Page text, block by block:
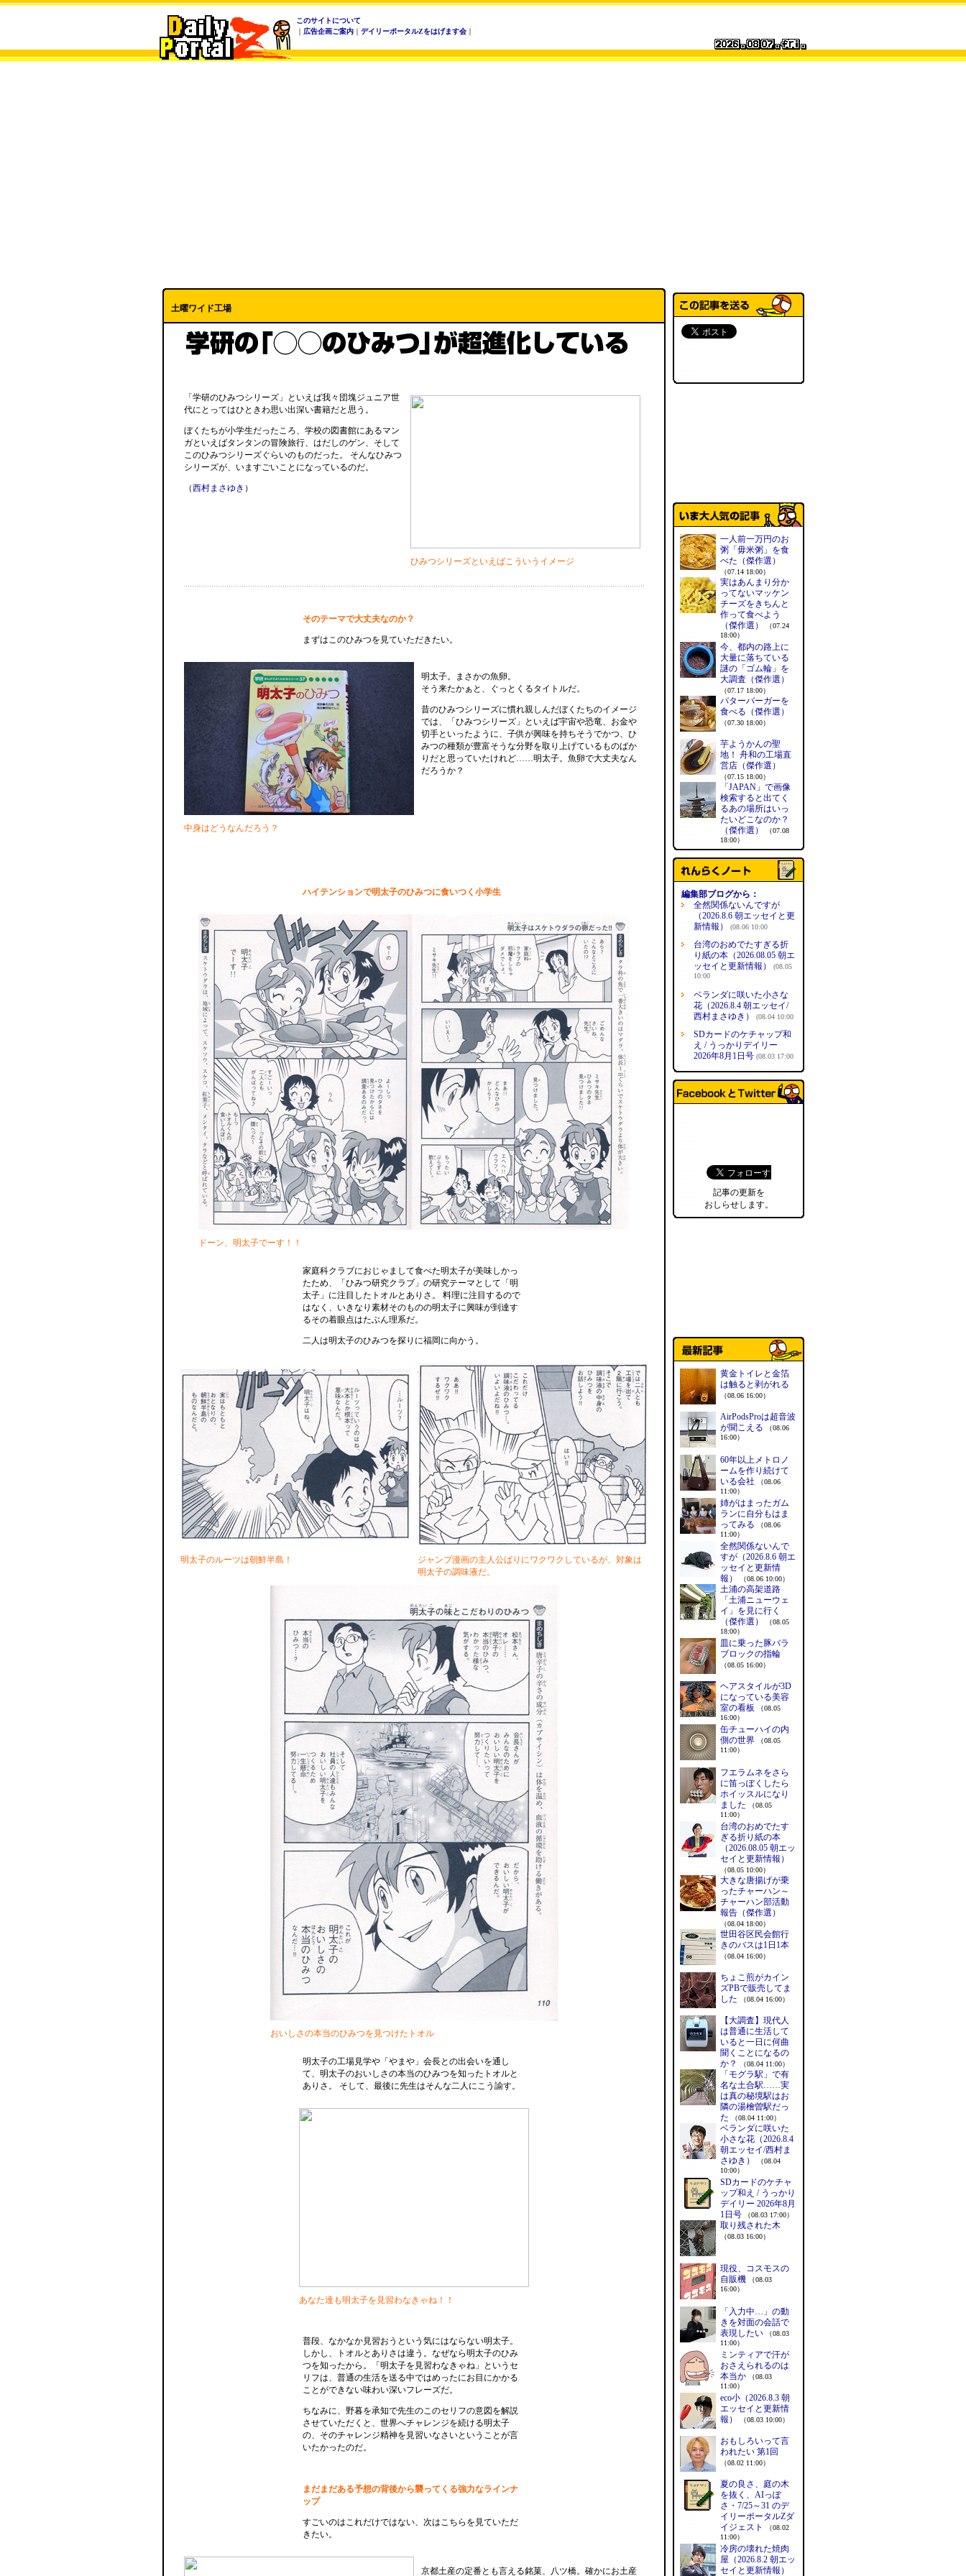
このサイトについて
｜ 広告企画ご案内 ｜ デイリーポータルZをはげます会 ｜
土曜ワイド工場
ひみつシリーズといえばこういうイメージ
「学研のひみつシリーズ」といえば我々団塊ジュニア世
代にとってはひときわ思い出深い書籍だと思う。
ぼくたちが小学生だったころ、学校の図書館にあるマン
ガといえばタンタンの冒険旅行、はだしのゲン、そして
このひみつシリーズぐらいのものだった。 そんなひみつ
シリーズが、いますごいことになっているのだ。
（西村まさゆき ）
そのテーマで大丈夫なのか？
まずはこのひみつを見ていただきたい。
中身はどうなんだろう？
明太子。まさかの魚卵。
そう来たかぁと、ぐっとくるタイトルだ。
昔のひみつシリーズに慣れ親しんだぼくたちのイメージ
では、「ひみつシリーズ」といえば宇宙や恐竜、お金や
切手といったように、子供が興味を持ちそうでかつ、ひ
みつの種類が豊富そうな分野を取り上げているものばか
りだと思っていたけれど……明太子。魚卵で大丈夫なん
だろうか？
ハイテンションで明太子のひみつに食いつく小学生
ドーン、明太子でーす！！
家庭科クラブにおじゃまして食べた明太子が美味しかっ
たため、「ひみつ研究クラブ」の研究テーマとして「明
太子」に注目したトオルとありさ。 料理に注目するので
はなく、いきなり素材そのものの明太子に興味が到達す
るその着眼点はたぶん理系だ。
二人は明太子のひみつを探りに福岡に向かう。
明太子のルーツは朝鮮半島！
ジャンプ漫画の主人公ばりにワクワクしているが、対象は
明太子の調味液だ。
おいしさの本当のひみつを見つけたトオル
明太子の工場見学や「やまや」会長との出会いを通し
て、明太子のおいしさの本当のひみつを知ったトオルと
ありさ。 そして、最後に先生はそんな二人にこう諭す。
あなた達も明太子を見習わなきゃね！！
普段、なかなか見習おうという気にはならない明太子。
しかし、トオルとありさは違う。なぜなら明太子のひみ
つを知ったから。「明太子を見習わなきゃね」というセ
リフは、普通の生活を送る中ではめったにお目にかかる
ことができない味わい深いフレーズだ。
ちなみに、野暮を承知で先生のこのセリフの意図を解説
させていただくと、世界へチャレンジを続ける明太子
の、そのチャレンジ精神を見習いなさいということが言
いたかったのだ。
まだまだある予想の背後から襲ってくる強力なラインナ
ップ
すごいのはこれだけではない、次はこちらを見ていただ
きたい。
京都土産の定番とも言える銘菓、八ツ橋。確かにお土産
一人前一万円のお
粥「毋米粥」を食
べた（傑作選）
（07.14 18:00）
実はあんまり分か
ってないマッケン
チーズをきちんと
作って食べよう
（傑作選）
（07.24
18:00）
今、都内の路上に
大量に落ちている
謎の「ゴム輪」を
大調査（傑作選）
（07.17 18:00）
バターバーガーを
食べる（傑作選）
（07.30 18:00）
芋ようかんの聖
地！ 舟和の工場直
営店（傑作選）
（07.15 18:00）
「JAPAN」で画像
検索すると出てく
るあの場所はいっ
たいどこなのか？
（傑作選）
（07.08
18:00）
編集部ブログから：
全然関係ないんですが
（2026.8.6 朝エッセイと更
新情報）
(08.06 10:00
台湾のおめでたすぎる折
り紙の本（2026.08.05 朝エ
ッセイと更新情報）
(08.05
10:00
ベランダに咲いた小さな
花（2026.8.4 朝エッセイ/
西村まさゆき）
(08.04 10:00
SDカードのケチャップ和
え / うっかりデイリー
2026年8月1日号 (08.03 17:00
記事の更新を
おしらせします。
黄金トイレと金箔
は触ると剥がれる
（08.06 16:00）
AirPodsProは超音波
が聞こえる
（08.06
16:00）
60年以上メトロノ
ームを作り続けて
いる会社
（08.06
11:00）
姉がはまったガム
ランに自分もはま
ってみる
（08.06
11:00）
全然関係ないんで
すが（2026.8.6 朝エ
ッセイと更新情
報）
（08.06 10:00）
土浦の高架道路
「土浦ニューウェ
イ」を見に行く
（傑作選）
（08.05
18:00）
皿に乗った豚バラ
ブロックの指輪
（08.05 16:00）
ヘアスタイルが3D
になっている美容
室の看板
（08.05
16:00）
缶チューハイの内
側の世界
（08.05
11:00）
フエラムネをさら
に笛っぽくしたら
ホイッスルになり
ました
（08.05
11:00）
台湾のおめでたす
ぎる折り紙の本
（2026.08.05 朝エッ
セイと更新情報）
（08.05 10:00）
大きな唐揚げが乗
ったチャーハン～
チャーハン部活動
報告（傑作選）
（08.04 18:00）
世田谷区民会館行
きのバスは1日1本
（08.04 16:00）
ちょこ煎がカイン
ズPBで販売してま
した
（08.04 16:00）
【大調査】現代人
は普通に生活して
いると一日に何曲
聞くことになるの
か？
（08.04 11:00）
「モグラ駅」で有
名な土合駅……実
は真の秘境駅はお
隣の湯檜曽駅だっ
た
（08.04 11:00）
ベランダに咲いた
小さな花（2026.8.4
朝エッセイ/西村ま
さゆき）
（08.04
10:00）
SDカードのケチャ
ップ和え / うっかり
デイリー 2026年8月
1日号
（08.03 17:00）
取り残された木
（08.03 16:00）
現役、コスモスの
自販機
（08.03
16:00）
「入力中…」の動
きを対面の会話で
表現したい
（08.03
11:00）
ミンティアで汗が
おさえられるのは
本当か
（08.03
11:00）
eco小（2026.8.3 朝
エッセイと更新情
報）
（08.03 10:00）
おもしろいって言
われたい 第1回
（08.02 11:00）
夏の良さ、庭の木
を抜く、AIっぽ
さ・7/25～31 のデ
イリーポータルZダ
イジェスト
（08.02
11:00）
冷房の壊れた焼肉
屋（2026.8.2 朝エッ
セイと更新情報）